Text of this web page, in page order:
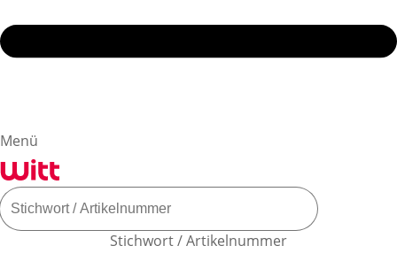
Menü
Stichwort / Artikelnummer